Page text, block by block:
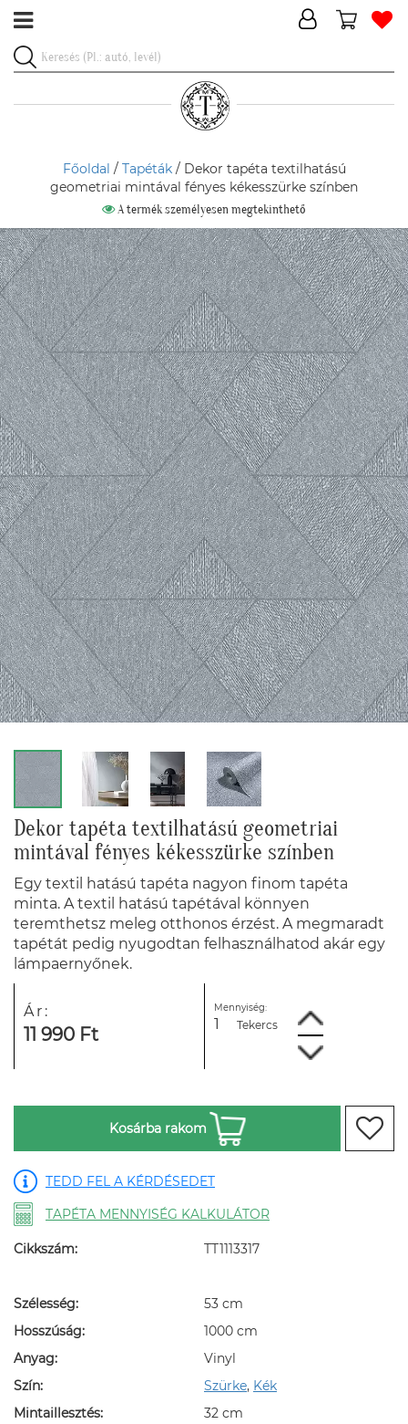
Főoldal / Tapéták/ Dekor tapéta textilhatású
geometriai mintával fényes kékesszürke színben
A termék személyesen megtekinthető
Dekor tapéta textilhatású geometriai
mintával fényes kékesszürke színben
Egy textil hatású tapéta nagyon finom tapéta
minta. A textil hatású tapétával könnyen
teremthetsz meleg otthonos érzést. A megmaradt
tapétát pedig nyugodtan felhasználhatod akár egy
lámpaernyőnek.
Ár:
11 990 Ft
Mennyiség:
Tekercs
Kosárba rakom
TEDD FEL A KÉRDÉSEDET
TAPÉTA MENNYISÉG KALKULÁTOR
Cikkszám: TT1113317
Szélesség:
53 cm
Hosszúság:
1000 cm
Anyag:
Vinyl
Szín:
Szürke, Kék
Mintaillesztés:
32 cm